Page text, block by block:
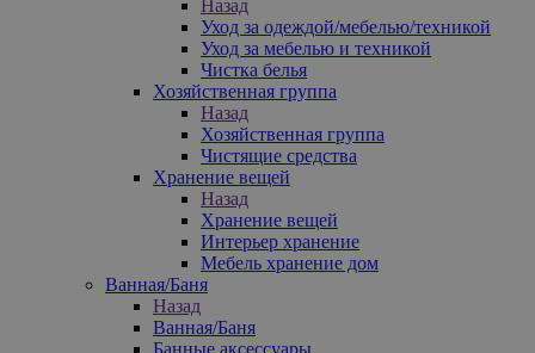
Назад
Уход за одеждой/мебелью/техникой
Уход за мебелью и техникой
Чистка белья
Хозяйственная группа
Назад
Хозяйственная группа
Чистящие средства
Хранение вещей
Назад
Хранение вещей
Интерьер хранение
Мебель хранение дом
Ванная/Баня
Назад
Ванная/Баня
Банные аксессуары